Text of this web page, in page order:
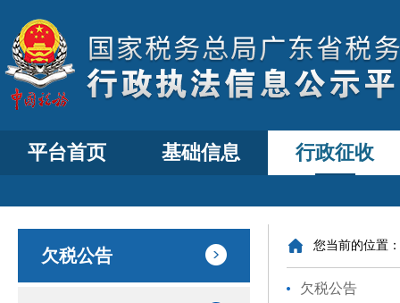
平台首页 基础信息 行政征收
欠税公告
您当前的位置
欠税公告